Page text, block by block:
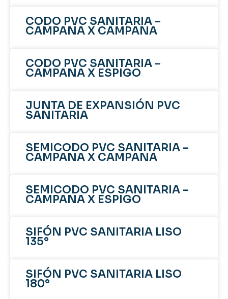
CODO PVC SANITARIA –
CAMPANA X CAMPANA
CODO PVC SANITARIA –
CAMPANA X ESPIGO
JUNTA DE EXPANSIÓN PVC
SANITARIA
SEMICODO PVC SANITARIA –
CAMPANA X CAMPANA
SEMICODO PVC SANITARIA –
CAMPANA X ESPIGO
SIFÓN PVC SANITARIA LISO
135°
SIFÓN PVC SANITARIA LISO
180°